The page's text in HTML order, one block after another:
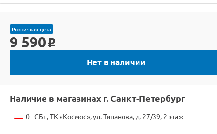
Розничная цена
9 590 o
Нет в наличии
Наличие в магазинах г. Санкт-Петербург
0 СБп, ТК «Космос», ул. Типанова, д. 27/39, 2 этаж